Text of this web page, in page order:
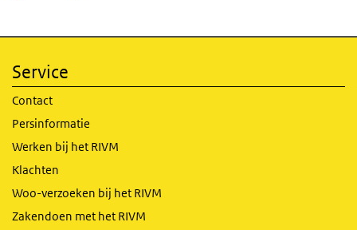
Service
Contact
Persinformatie
Werken bij het RIVM
Klachten
Woo-verzoeken bij het RIVM
Zakendoen met het RIVM